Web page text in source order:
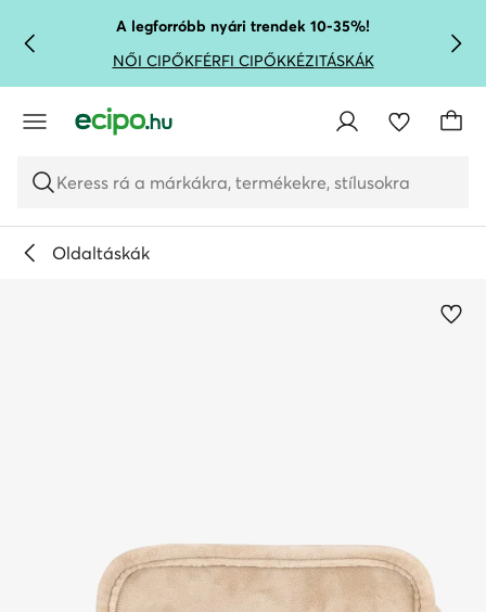
UGRÁS A FŐ TARTALOMRA
UGRÁS A KERESÉSHEZA legforróbb nyári trendek 10-35%!
NŐI CIPŐKFÉRFI CIPŐKKÉZITÁSKÁK
Keress rá a márkákra, termékekre, stílusokra
Oldaltáskák